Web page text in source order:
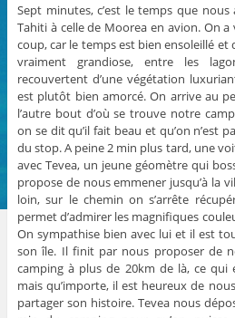
Sept minutes, c’est le temps que
Tahiti à celle de Moorea en avion. On
coup, car le temps est bien ensoleillé et
vraiment grandiose, entre les
recouvertent d’une végétation
est plutôt bien amorcé. On arrive au
l’autre bout d’où se trouve notre
on se dit qu’il fait beau et qu’on n’est
du stop. A peine 2 min plus tard, une
avec Tevea, un jeune géomètre qui
propose de nous emmener jusqu’à la
loin, sur le chemin on s’arrête
permet d’admirer les magnifiques
On sympathise bien avec lui et il est
son île. Il finit par nous proposer de
camping à plus de 20km de là, ce
mais qu’importe, il est heureux de
partager son histoire. Tevea nous